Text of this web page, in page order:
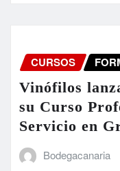
CURSOS
Vinófilos
su Curso
Servicio en
Bodegacanaria